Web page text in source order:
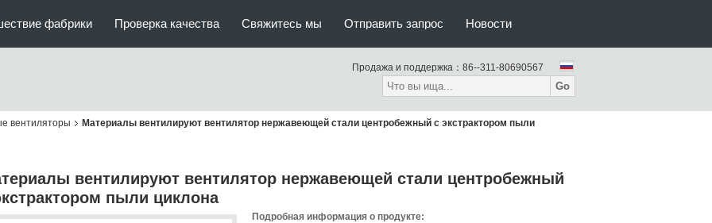
фабрики Проверка качества Свяжитесь мы Отправить запрос Новости
Продажа и поддержка： 86--311-80690567
Go
вентиляторы Материалы вентилируют вентилятор нержавеющей стали центробежный с экстрактором пыли
вентилируют вентилятор нержавеющей стали центробежный
пыли циклона
Подробная информация о продукте: